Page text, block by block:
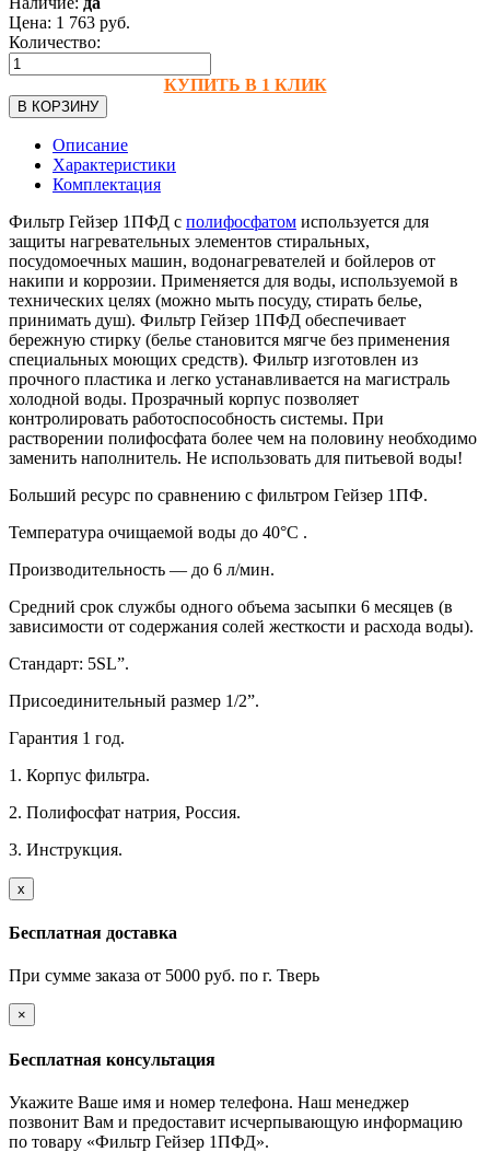
Цена: 1 763 руб.
Количество:
КУПИТЬ В 1 КЛИК
В КОРЗИНУ
Описание
Характеристики
Комплектация
Фильтр Гейзер 1ПФД с полифосфатом используется для
защиты нагревательных элементов стиральных,
посудомоечных машин, водонагревателей и бойлеров от
накипи и коррозии. Применяется для воды, используемой в
технических целях (можно мыть посуду, стирать белье,
принимать душ). Фильтр Гейзер 1ПФД обеспечивает
бережную стирку (белье становится мягче без применения
специальных моющих средств). Фильтр изготовлен из
прочного пластика и легко устанавливается на магистраль
холодной воды. Прозрачный корпус позволяет
контролировать работоспособность системы. При
растворении полифосфата более чем на половину необходимо
заменить наполнитель. Не использовать для питьевой воды!
Больший ресурс по сравнению с фильтром Гейзер 1ПФ.
Температура очищаемой воды до 40°С .
Производительность — до 6 л/мин.
Средний срок службы одного объема засыпки 6 месяцев (в
зависимости от содержания солей жесткости и расхода воды).
Стандарт: 5SL”.
Присоединительный размер 1/2”.
Гарантия 1 год.
1. Корпус фильтра.
2. Полифосфат натрия, Россия.
3. Инструкция.
х
Бесплатная доставка
При сумме заказа от 5000 руб. по г. Тверь
×
Бесплатная консультация
Укажите Ваше имя и номер телефона. Наш менеджер
позвонит Вам и предоставит исчерпывающую информацию
по товару «Фильтр Гейзер 1ПФД».